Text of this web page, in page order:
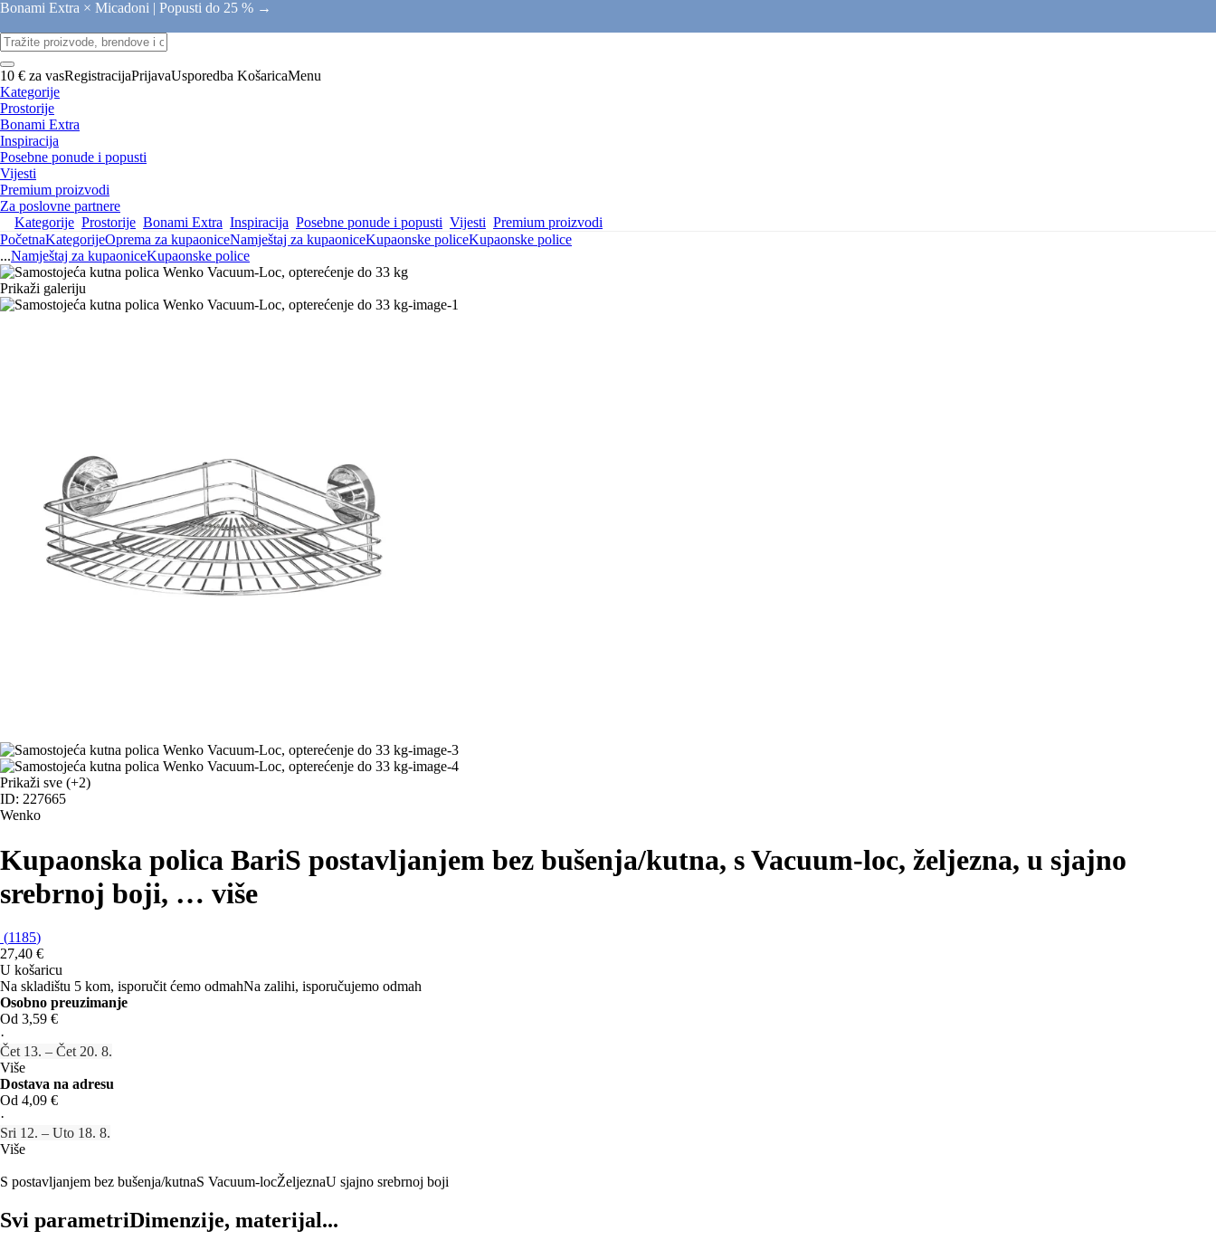
Bonami Extra × Micadoni | Popusti do 25 % →
10 € za vasRegistracijaPrijavaUsporedba KošaricaMenu
Kategorije
Prostorije
Bonami Extra
Inspiracija
Posebne ponude i popusti
Vijesti
Premium proizvodi
Za poslovne partnere
Kategorije Prostorije Bonami Extra Inspiracija Posebne ponude i popusti Vijesti Premium proizvodi
PočetnaKategorijeOprema za kupaoniceNamještaj za kupaoniceKupaonske policeKupaonske police
...Namještaj za kupaoniceKupaonske police
Prikaži galeriju
Prikaži sve (+2)
ID: 227665
Wenko
Kupaonska polica BariS postavljanjem bez bušenja/kutna, s Vacuum-loc, željezna, u sjajno
srebrnoj boji, … više
(1185)
27,40 €
U košaricu
Na skladištu 5 kom, isporučit ćemo odmahNa zalihi, isporučujemo odmah
Osobno preuzimanje
Od 3,59 €
·
Čet 13. – Čet 20. 8.
Više
Dostava na adresu
Od 4,09 €
·
Sri 12. – Uto 18. 8.
Više
S postavljanjem bez bušenja/kutnaS Vacuum-locŽeljeznaU sjajno srebrnoj boji
Svi parametriDimenzije, materijal...